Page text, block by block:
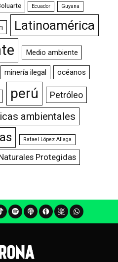
Ecuador Guyana
Latinoamérica
Medio ambiente
minería ilegal océanos
perú Petróleo
ambientales
Rafael López Aliaga
Protegidas